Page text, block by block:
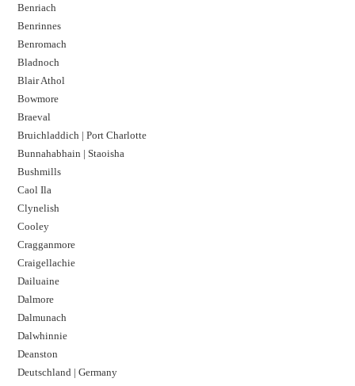
Benriach
Benrinnes
Benromach
Bladnoch
Blair Athol
Bowmore
Braeval
Bruichladdich | Port Charlotte
Bunnahabhain | Staoisha
Bushmills
Caol Ila
Clynelish
Cooley
Cragganmore
Craigellachie
Dailuaine
Dalmore​
Dalmunach
Dalwhinnie
Deanston
Deutschland | Germany